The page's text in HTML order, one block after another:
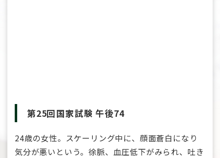
第25回国家試験 午後74
24歳の女性。スケーリング中に、顔面蒼白になり
気分が悪いという。徐脈、血圧低下がみられ、吐き